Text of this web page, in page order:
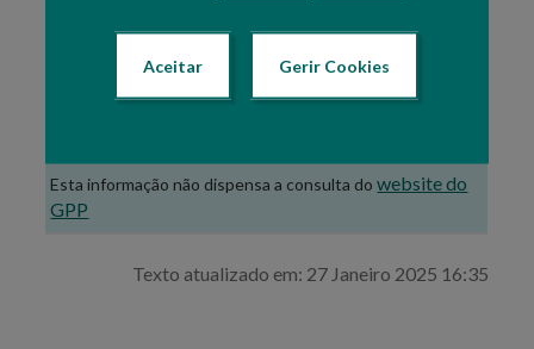
Aceitar Gerir Cookies
Estatísticas do Complexo AgroFlorestal e
Pescas (CAFP) e Setores
Esta informação não dispensa a consulta dowebsite do
GPP
Texto atualizado em: 27 Janeiro 2025 16:35